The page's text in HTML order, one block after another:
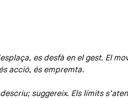
es desfà en el gest. El
acció, és empremta.
suggereix. Els límits